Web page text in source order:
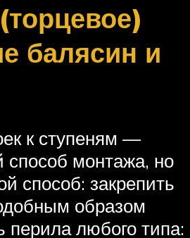
балясин и
к ступеням —
монтажа, но
способ: закрепить
образом
перила любого типа: